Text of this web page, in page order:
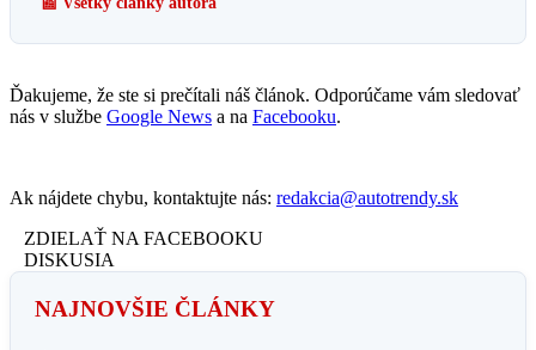
Ďakujeme, že ste si prečítali náš článok. Odporúčame vám sledovať
nás v službe Google News a na Facebooku.
Ak nájdete chybu, kontaktujte nás: redakcia@autotrendy.sk
ZDIELAŤ NA FACEBOOKU
DISKUSIA
NAJNOVŠIE ČLÁNKY